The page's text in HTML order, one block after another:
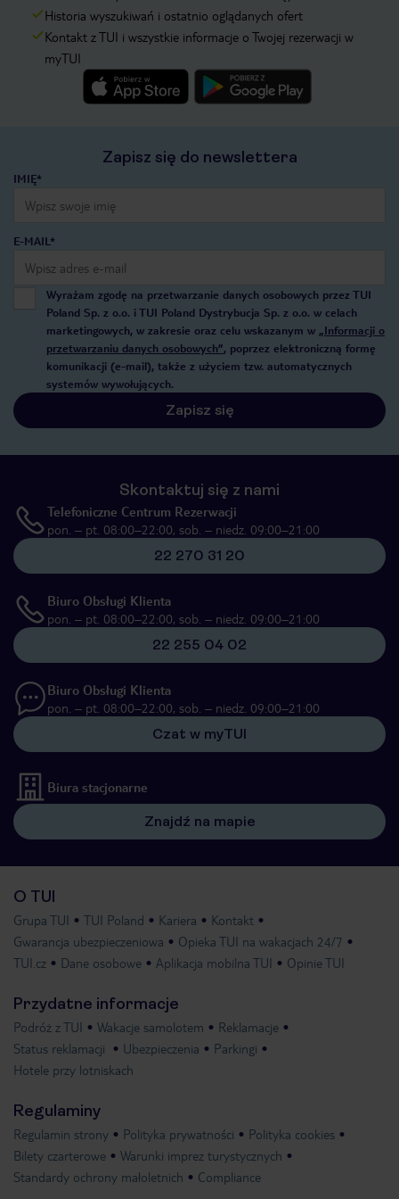
Historia wyszukiwań i ostatnio oglądanych ofert
Kontakt z TUI i wszystkie informacje o Twojej rezerwacji w
myTUI
Zapisz się do newslettera
IMIĘ*
E-MAIL*
Wyrażam zgodę na przetwarzanie danych osobowych przez TUI
Poland Sp. z o.o. i TUI Poland Dystrybucja Sp. z o.o. w celach
marketingowych, w zakresie oraz celu wskazanym w „Informacji o
przetwarzaniu danych osobowych”, poprzez elektroniczną formę
komunikacji (e-mail), także z użyciem tzw. automatycznych
systemów wywołujących.
Zapisz się
Skontaktuj się z nami
Telefoniczne Centrum Rezerwacji
pon. – pt. 08:00–22:00, sob. – niedz. 09:00–21:00
22 270 31 20
Biuro Obsługi Klienta
pon. – pt. 08:00–22:00, sob. – niedz. 09:00–21:00
22 255 04 02
Biuro Obsługi Klienta
pon. – pt. 08:00–22:00, sob. – niedz. 09:00–21:00
Czat w myTUI
Biura stacjonarne
Znajdź na mapie
O TUI
Grupa TUI TUI Poland Kariera
Kontakt
Gwarancja ubezpieczeniowa
Opieka TUI na wakacjach 24/7
TUI.cz
Dane osobowe Aplikacja mobilna TUI Opinie TUI
Przydatne informacje
Podróż z TUI Wakacje samolotem
Reklamacje
Status reklamacji
Ubezpieczenia
Parkingi
Hotele przy lotniskach
Regulaminy
Regulamin strony Polityka prywatności
Polityka cookies
Bilety czarterowe
Warunki imprez turystycznych
Standardy ochrony małoletnich
Compliance